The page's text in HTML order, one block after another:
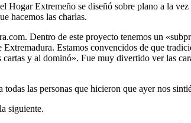
Extremeño se diseñó sobre plano a la
hacemos las charlas.
Dentro de este proyecto tenemos un
Estamos convencidos de que
y al dominó». Fue muy divertido ver las
las personas que hicieron que ayer nos
siguiente.